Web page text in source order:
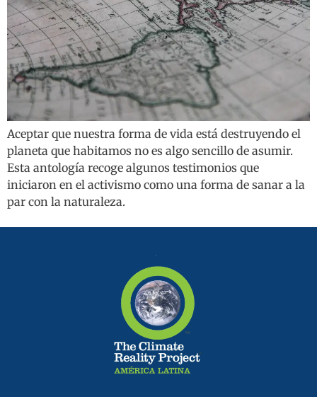
Aceptar que nuestra forma de vida está destruyendo el
planeta que habitamos no es algo sencillo de asumir.
Esta antología recoge algunos testimonios que
iniciaron en el activismo como una forma de sanar a la
par con la naturaleza.